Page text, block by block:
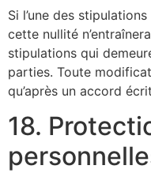
Si l’une des
cette nullité
stipulations qui
parties. Toute
qu’après un accord
18.